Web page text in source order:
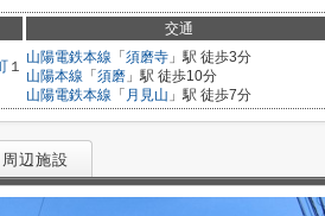
交通
１
山陽電鉄本線 「 須磨寺 」駅 徒歩3分
山陽本線 「 須磨 」駅 徒歩10分
山陽電鉄本線 「 月見山 」駅 徒歩7分
周辺施設